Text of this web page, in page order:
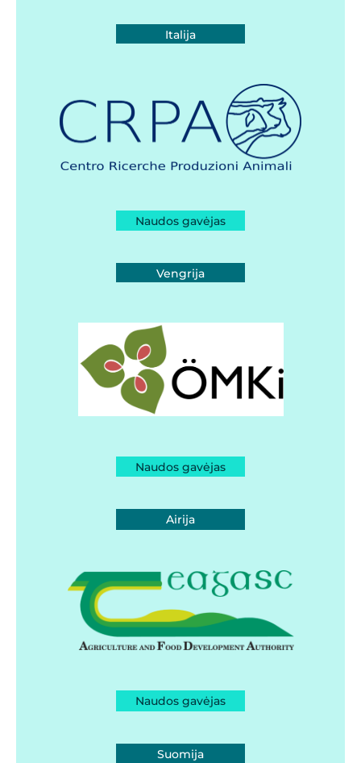
Italija
Naudos gavėjas
Vengrija
Naudos gavėjas
Airija
Naudos gavėjas
Suomija